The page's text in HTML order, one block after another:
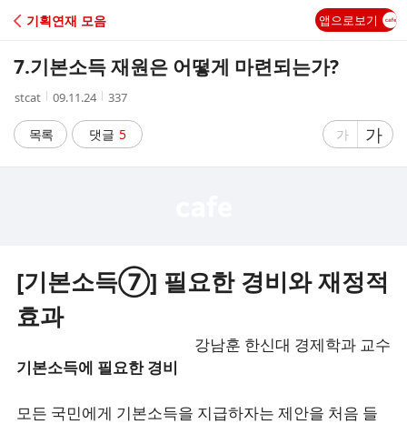
C
A
기획연재 모음 앱으로보기
7.기본소득 재원은 어떻게 마련되는가?
작
자
stcat
작
시
간
09.11.24
조
수
337
목록 댓글 5
글
게
가
글
자
게
가
[기본소득⑦] 필요한 경비와 재정적
효과
강남훈 한신대 경제학과 교수
기본소득에 필요한 경비
모든 국민에게 기본소득을 지급하자는 제안을 처음 들